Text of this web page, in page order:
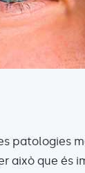
patologies
això que és